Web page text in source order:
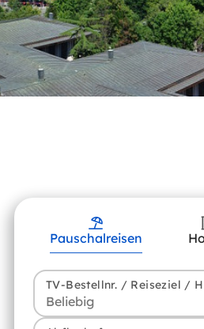
Pauschalreisen
TV-Bestellnr. / Reiseziel /